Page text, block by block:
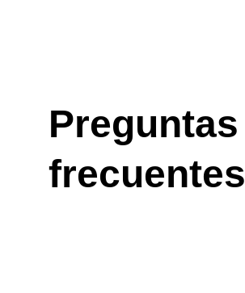
Preguntas
frecuentes